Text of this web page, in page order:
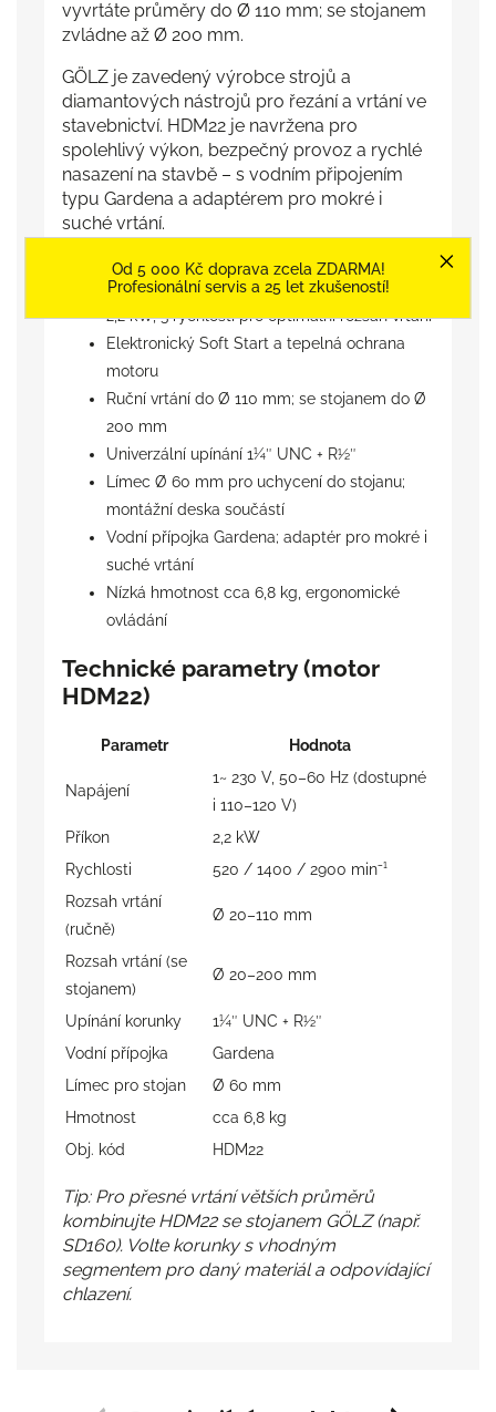
Od 5 000 Kč doprava zcela ZDARMA!
Profesionální servis a 25 let zkušeností!
vyvrtáte průměry do Ø 110 mm; se stojanem
zvládne až Ø 200 mm.
GÖLZ je zavedený výrobce strojů a
diamantových nástrojů pro řezání a vrtání ve
stavebnictví. HDM22 je navržena pro
spolehlivý výkon, bezpečný provoz a rychlé
nasazení na stavbě – s vodním připojením
typu Gardena a adaptérem pro mokré i
suché vrtání.
Přednosti
2,2 kW, 3 rychlosti pro optimální rozsah vrtání
Elektronický Soft Start a tepelná ochrana
motoru
Ruční vrtání do Ø 110 mm; se stojanem do Ø
200 mm
Univerzální upínání 1¼″ UNC + R½″
Límec Ø 60 mm pro uchycení do stojanu;
montážní deska součástí
Vodní přípojka Gardena; adaptér pro mokré i
suché vrtání
Nízká hmotnost cca 6,8 kg, ergonomické
ovládání
Technické parametry (motor
HDM22)
Parametr Hodnota
Napájení
1~ 230 V, 50–60 Hz (dostupné
i 110–120 V)
Příkon
2,2 kW
Rychlosti
520 / 1400 / 2900 min⁻¹
Rozsah vrtání
(ručně)
Ø 20–110 mm
Rozsah vrtání (se
stojanem)
Ø 20–200 mm
Upínání korunky
1¼″ UNC + R½″
Vodní přípojka
Gardena
Límec pro stojan
Ø 60 mm
Hmotnost
cca 6,8 kg
Obj. kód
HDM22
Tip: Pro přesné vrtání větších průměrů
kombinujte HDM22 se stojanem GÖLZ (např.
SD160). Volte korunky s vhodným
segmentem pro daný materiál a odpovídající
chlazení.